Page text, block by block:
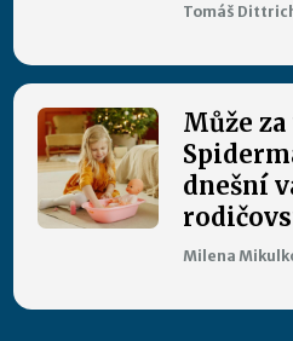
Tomáš
Může
dnešní
Milena